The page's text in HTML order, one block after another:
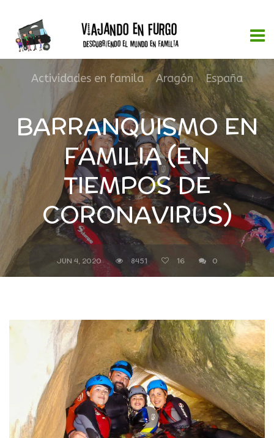
Actividades en famila,Aragón,España
BARRANQUISMO EN
FAMILIA (EN
TIEMPOS DE
CORONAVIRUS)
JUN 4, 2020 8451 16 0